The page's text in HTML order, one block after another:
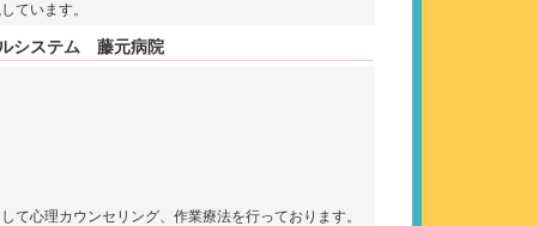
ています。
システム 藤元病院
て心理カウンセリング、作業療法を行っております。